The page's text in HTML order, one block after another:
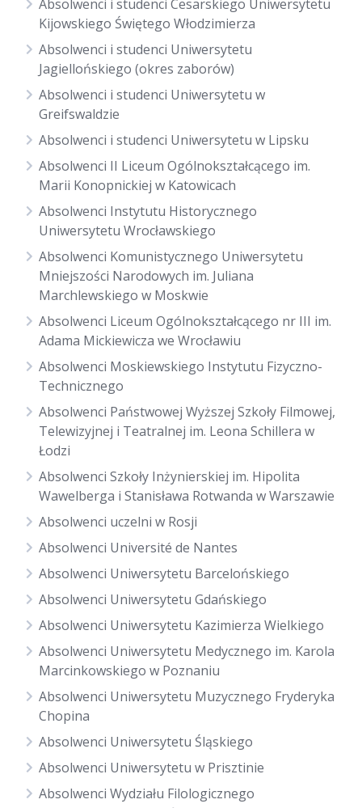
Absolwenci i studenci Cesarskiego Uniwersytetu
Kijowskiego Świętego Włodzimierza
Absolwenci i studenci Uniwersytetu
Jagiellońskiego (okres zaborów)
Absolwenci i studenci Uniwersytetu w
Greifswaldzie
Absolwenci i studenci Uniwersytetu w Lipsku
Absolwenci II Liceum Ogólnokształcącego im.
Marii Konopnickiej w Katowicach
Absolwenci Instytutu Historycznego
Uniwersytetu Wrocławskiego
Absolwenci Komunistycznego Uniwersytetu
Mniejszości Narodowych im. Juliana
Marchlewskiego w Moskwie
Absolwenci Liceum Ogólnokształcącego nr III im.
Adama Mickiewicza we Wrocławiu
Absolwenci Moskiewskiego Instytutu Fizyczno-
Technicznego
Absolwenci Państwowej Wyższej Szkoły Filmowej,
Telewizyjnej i Teatralnej im. Leona Schillera w
Łodzi
Absolwenci Szkoły Inżynierskiej im. Hipolita
Wawelberga i Stanisława Rotwanda w Warszawie
Absolwenci uczelni w Rosji
Absolwenci Université de Nantes
Absolwenci Uniwersytetu Barcelońskiego
Absolwenci Uniwersytetu Gdańskiego
Absolwenci Uniwersytetu Kazimierza Wielkiego
Absolwenci Uniwersytetu Medycznego im. Karola
Marcinkowskiego w Poznaniu
Absolwenci Uniwersytetu Muzycznego Fryderyka
Chopina
Absolwenci Uniwersytetu Śląskiego
Absolwenci Uniwersytetu w Prisztinie
Absolwenci Wydziału Filologicznego